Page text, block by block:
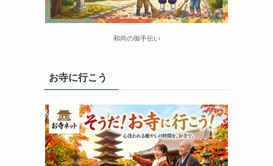
和尚の御手伝い
お寺に行こう